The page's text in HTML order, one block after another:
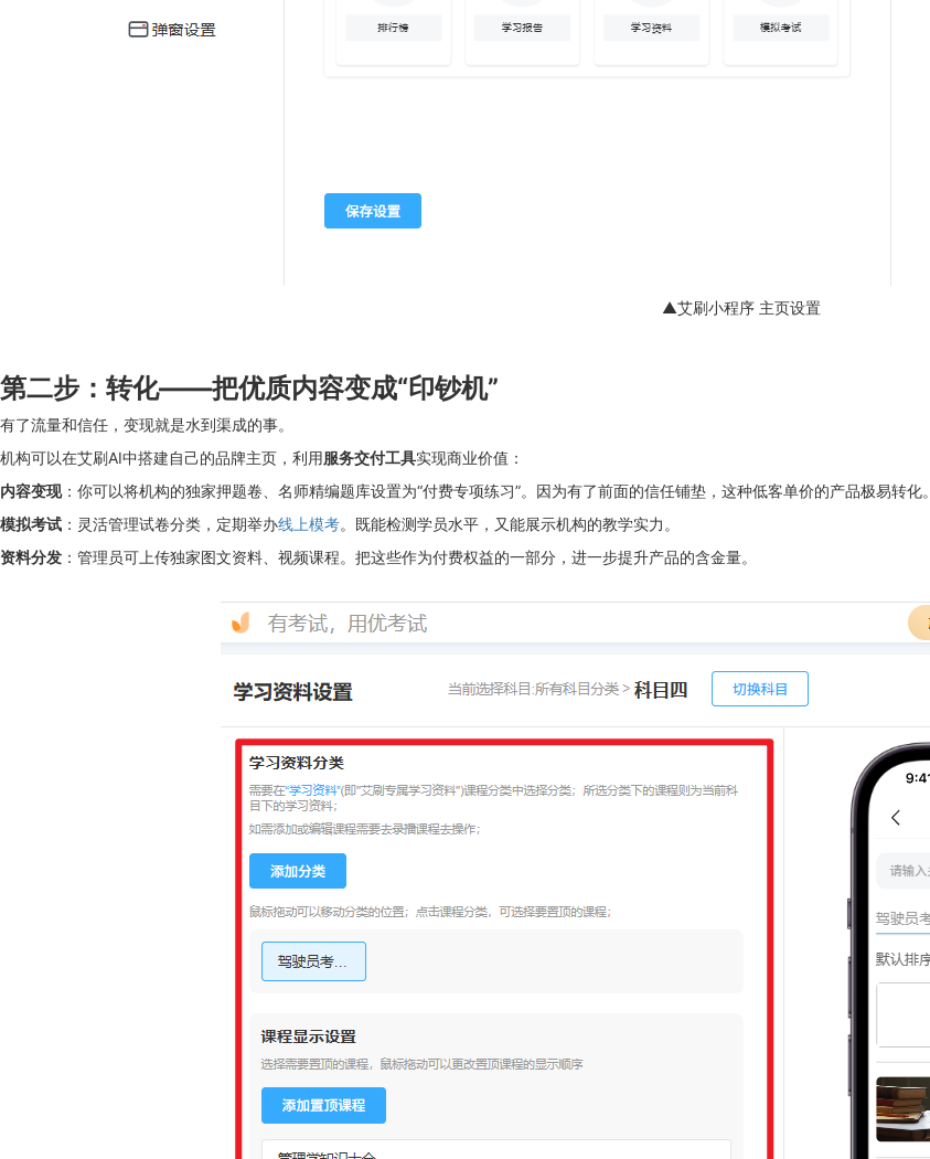
▲艾刷小程序 主页设置
第二步：转化——把优质内容变成“印钞机”
有了流量和信任，变现就是水到渠成的事。
机构可以在艾刷AI中搭建自己的品牌主页，利用服务交付工具实现商业价值：
内容变现：你可以将机构的独家押题卷、名师精编题库设置为“付费专项练习”。因为有了前面的信任铺垫，这种低客单价的产品极易转化。
模拟考试 ：灵活管理试卷分类，定期举办线上模考。既能检测学员水平，又能展示机构的教学实力。
资料分发 ：管理员可上传独家图文资料、视频课程。把这些作为付费权益的一部分，进一步提升产品的含金量。